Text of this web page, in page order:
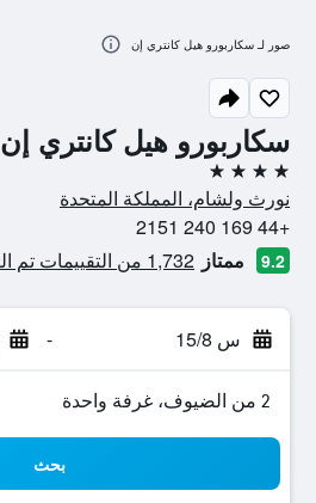
سكاربورو هيل كانتري إن
4 نجوم
نورث ولشام، المملكة المتحدة
+44 169 240 2151
9.2 ممتاز 1,732 من التقييمات تم التحقق منها
س 15/8 -
2 من الضيوف، غرفة واحدة
بحث
صور لـ سكاربورو هيل كانتري إن